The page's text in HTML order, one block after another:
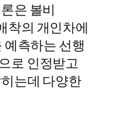
은 볼비
착의 개인차에
측하는 선행
로 인정받고
는데 다양한